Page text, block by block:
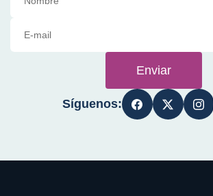
Enviar
Síguenos: